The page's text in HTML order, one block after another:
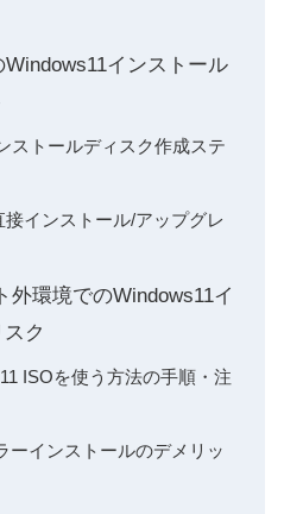
インストール
ストールディスク作成ステ
インストール/アップグレ
外環境でのWindows11イ
ク
ISOを使う方法の手順・注
ーインストールのデメリッ